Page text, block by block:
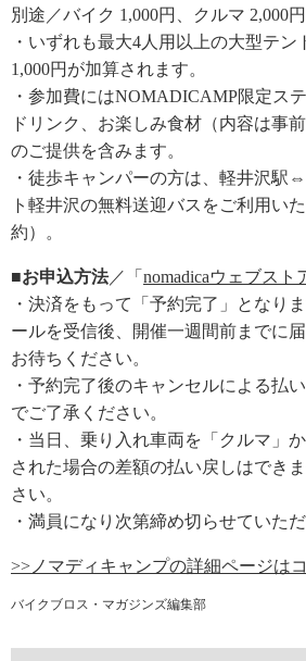
別途／バイク 1,000円、クルマ 2,000円
・いずれも最大4人用以上の大型テン
1,000円が加算されます。
・参加費にはNOMADICAMP限定ス
ドリンク、お楽しみ食材（内容は事
のご提供を含みます。
・徒歩キャンパーの方は、軽井沢駅
ト軽井沢の無料送迎バスをご利用い
約）。
■お申込方法／「 nomadicaウェブスト
・決済をもって「予約完了」となり
ールを受信後、開催一週間前までに
お待ちください。
・予約完了後のキャンセルによる払
でご了承ください。
・当日、乗り入れ車両を「クルマ」
された場合の差額の払い戻しはでき
さい。
・満員になり次第締め切らせていただ
>>ノマディキャンプの詳細ページは
バイクブロス・マガジンズ編集部